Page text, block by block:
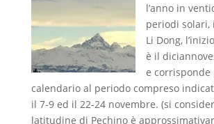
l’anno in
periodi solari,
Li Dong,
è il
e
calendario al periodo compreso
il 7-9 ed il 22-24 novembre. (si
latitudine di Pechino è